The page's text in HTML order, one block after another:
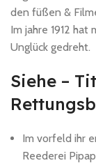
den füßen &
Im jahre 1912
Unglück gedreht.
Siehe –
Im vorfeld ihr
Reederei